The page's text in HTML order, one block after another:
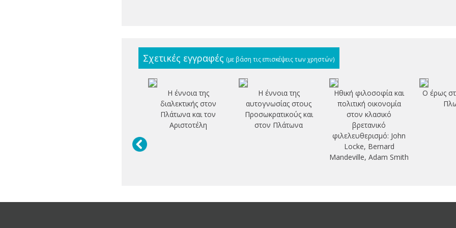
Σχετικές εγγραφές (με βάση τις επισκέψεις των χρηστών)
Η έννοια της
διαλεκτικής στον
Πλάτωνα και τον
Αριστοτέλη
Η έννοια της
αυτογνωσίας στους
Προσωκρατικούς και
στον Πλάτωνα
Ηθική φιλοσοφία και
πολιτική οικονομία
στον κλασικό
βρετανικό
φιλελευθερισμό: John
Locke, Bernard
Mandeville, Adam Smith
Ο έρως